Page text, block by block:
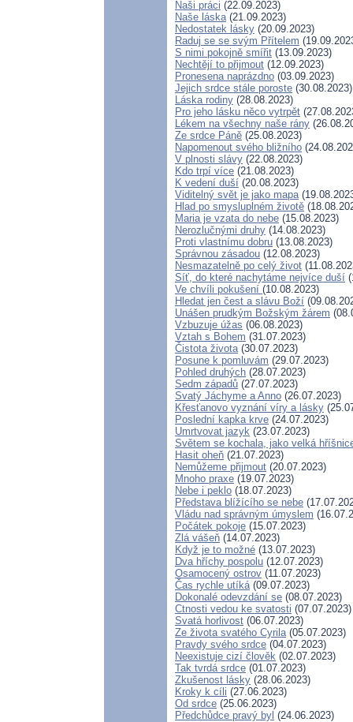
Naši práci (22.09.2023)
Naše láska(21.09.2023)
Nedostatek lásky (20.09.2023)
Raduj se se svým Přítelem
S nimi pokojně smířit (13.09.2023)
Nechtějí to přijmout (12.09.2023)
Pronesena naprázdno (03.09.2023)
Jejich srdce stále poroste (30.08.2023)
Láska rodiny (28.08.2023)
Pro jeho lásku něco vytrpět
Lékem na všechny naše rány
Ze srdce Páně (25.08.2023)
Napomenout svého bližního
V plnosti slávy (22.08.2023)
Kdo trpí více (21.08.2023)
K vedení duší (20.08.2023)
Viditelný svět je jako mapa
Hlad po smysluplném životě
Maria je vzata do nebe (15.08.2023)
Nerozlučnými druhy (14.08.2023)
Proti vlastnímu dobru (13.08.2023)
Správnou zásadou (12.08.2023)
Nesmazatelně po celý život
Síť, do které nachytáme nejvíce duší
Ve chvíli pokušení (10.08.2023)
Hledat jen čest a slávu Boží
Unášen prudkým Božským žárem
Vzbuzuje úžas (06.08.2023)
Vztah s Bohem (31.07.2023)
Čistota života(30.07.2023)
Posune k pomluvám (29.07.2023)
Pohled druhých (28.07.2023)
Sedm západů (27.07.2023)
Svatý Jáchyme a Anno (26.07.2023)
Křesťanovo vyznání víry a lásky
Poslední kapka krve (24.07.2023)
Umrtvovat jazyk (23.07.2023)
Světem se kochala, jako velká
Hasit oheň (21.07.2023)
Nemůžeme přijmout (20.07.2023)
Mnoho praxe (19.07.2023)
Nebe i peklo (18.07.2023)
Představa blížícího se nebe
Vládu nad správným úmyslem
Počátek pokoje (15.07.2023)
Zlá vášeň (14.07.2023)
Když je to možné (13.07.2023)
Dva hříchy pospolu (12.07.2023)
Osamocený ostrov (11.07.2023)
Čas rychle utíká(09.07.2023)
Dokonalé odevzdání se (08.07.2023)
Ctnosti vedou ke svatosti (07.07.2023)
Svatá horlivost (06.07.2023)
Ze života svatého Cyrila(05.07.2023)
Pravdy svého srdce (04.07.2023)
Neexistuje cizí člověk (02.07.2023)
Tak tvrdá srdce (01.07.2023)
Zkušenost lásky (28.06.2023)
Kroky k cíli (27.06.2023)
Od srdce (25.06.2023)
Předchůdce pravý byl (24.06.2023)